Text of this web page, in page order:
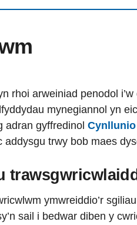
rhoi arweiniad penodol
mynegiannol yn
adran gyffredinol
addysgu trwy bob maes
ymwreiddio’r
sail i bedwar diben y